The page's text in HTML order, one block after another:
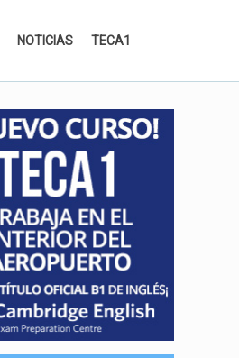
NOTICIAS TECA1